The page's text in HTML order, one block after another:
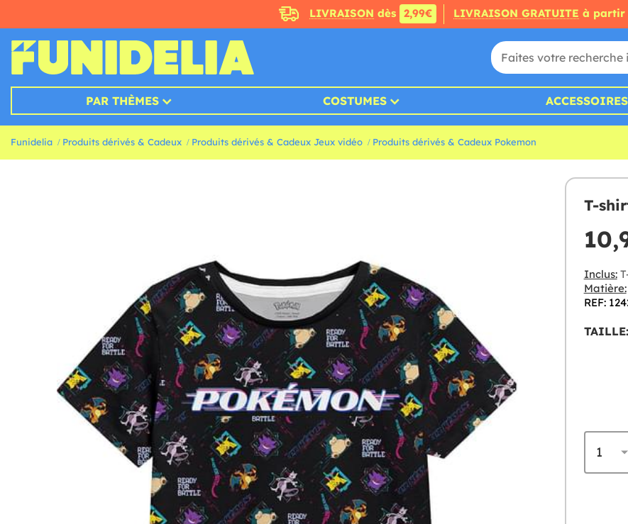
LIVRAISON dès 2,99€ LIVRAISON GRATUITE à partir
PAR THÈMES COSTUMES ACCESSOIRES
Funidelia Produits dérivés & Cadeux Produits dérivés & Cadeux Jeux vidéo Produits dérivés & Cadeux Pokemon
T-
Inclus:
Matière:
REF:
TAILLE: